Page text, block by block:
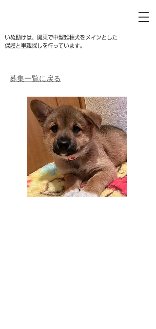
いぬ助けは、関東で中型雑種犬をメインとした
保護と里親探しを行っています。
募集一覧に戻る